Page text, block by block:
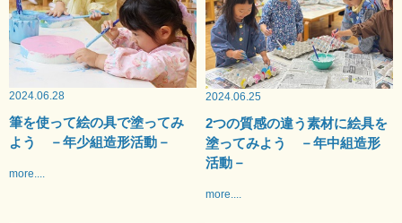
2024.06.28
筆を使って絵の具で塗ってみ
よう －年少組造形活動－
more....
2024.06.25
2つの質感の違う素材に絵具を
塗ってみよう －年中組造形
活動－
more....